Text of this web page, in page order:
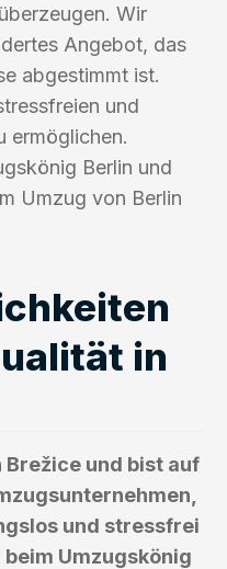
Wir
Angebot, das
abgestimmt ist.
und
ermöglichen.
Berlin und
Umzug von Berlin
in
Brežice und bist auf
und stressfrei
Umzugskönig